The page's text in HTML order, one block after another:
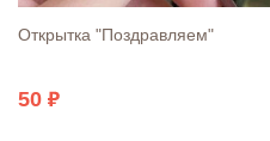
Открытка "Поздравляем"
50